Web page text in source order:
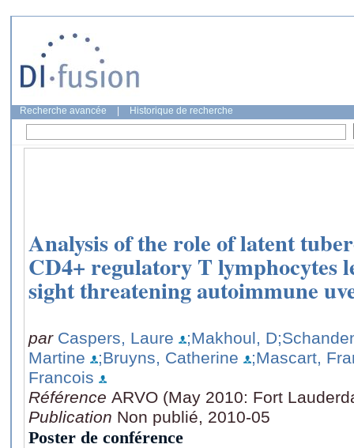
Recherche avancée Historique de recherche
Analysis of the role of latent
CD4+ regulatory T lymphocytes
sight threatening autoimmune
par Caspers, Laure ;Makhoul, D
Martine
;Bruyns, Catherine
;Mascart,
Francois
Référence ARVO (May 2010: Fort
Publication Non publié, 2010-05
Poster de conférence